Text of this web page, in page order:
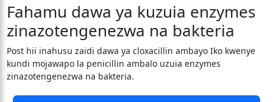
Fahamu dawa ya kuzuia enzymes
zinazotengenezwa na bakteria
Post hii inahusu zaidi dawa ya cloxacillin ambayo Iko kwenye
kundi mojawapo la penicillin ambalo uzuia enzymes
zinazotengenezwa na bakteria.